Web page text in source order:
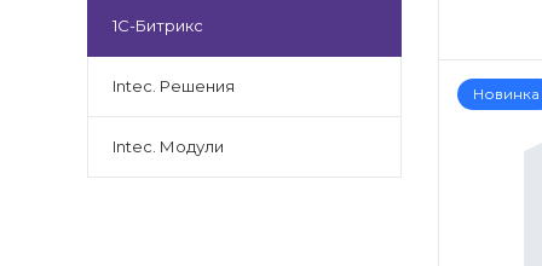
1С-Битрикс
Intec. Решения
Intec. Модули
Новинка